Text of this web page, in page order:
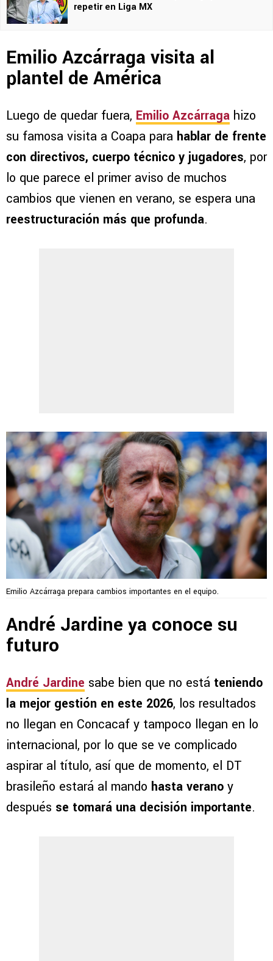
repetir en Liga MX
Emilio Azcárraga visita al
plantel de América
Luego de quedar fuera, Emilio Azcárraga hizo
su famosa visita a Coapa para hablar de frente
con directivos, cuerpo técnico y jugadores, por
lo que parece el primer aviso de muchos
cambios que vienen en verano, se espera una
reestructuración más que profunda.
Emilio Azcárraga prepara cambios importantes en el equipo.
André Jardine ya conoce su
futuro
André Jardine sabe bien que no está teniendo
la mejor gestión en este 2026, los resultados
no llegan en Concacaf y tampoco llegan en lo
internacional, por lo que se ve complicado
aspirar al título, así que de momento, el DT
brasileño estará al mando hasta verano y
después se tomará una decisión importante.